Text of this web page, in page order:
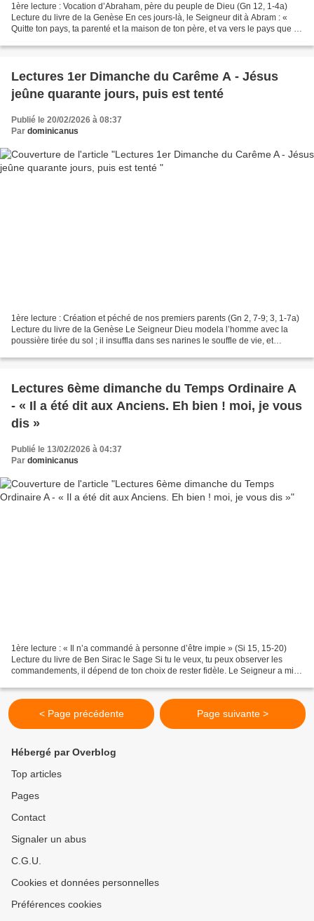
1ère lecture : Vocation d’Abraham, père du peuple de Dieu (Gn 12, 1-4a)
Lecture du livre de la Genèse En ces jours-là, le Seigneur dit à Abram : «
Quitte ton pays, ta parenté et la maison de ton père, et va vers le pays que je
Lectures 1er Dimanche du Carême A - Jésus
jeûne quarante jours, puis est tenté
Publié le 20/02/2026 à 08:37
Par dominicanus
1ère lecture : Création et péché de nos premiers parents (Gn 2, 7-9; 3, 1-7a)
Lecture du livre de la Genèse Le Seigneur Dieu modela l’homme avec la
poussière tirée du sol ; il insuffla dans ses narines le souffle de vie, et
Lectures 6ème dimanche du Temps Ordinaire A
- « Il a été dit aux Anciens. Eh bien ! moi, je vous
dis »
Publié le 13/02/2026 à 04:37
Par dominicanus
1ère lecture : « Il n’a commandé à personne d’être impie » (Si 15, 15-20)
Lecture du livre de Ben Sirac le Sage Si tu le veux, tu peux observer les
commandements, il dépend de ton choix de rester fidèle. Le Seigneur a mis
< Page précédente Page suivante >
Hébergé par Overblog
Top articles
Pages
Contact
Signaler un abus
C.G.U.
Cookies et données personnelles
Préférences cookies